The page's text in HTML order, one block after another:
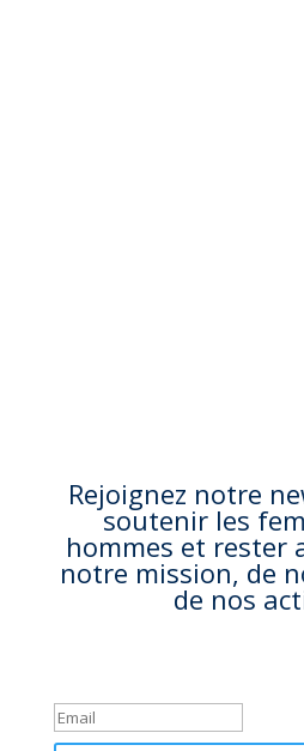
Rejoignez notre
soutenir les
hommes et rester
notre mission, de
de nos